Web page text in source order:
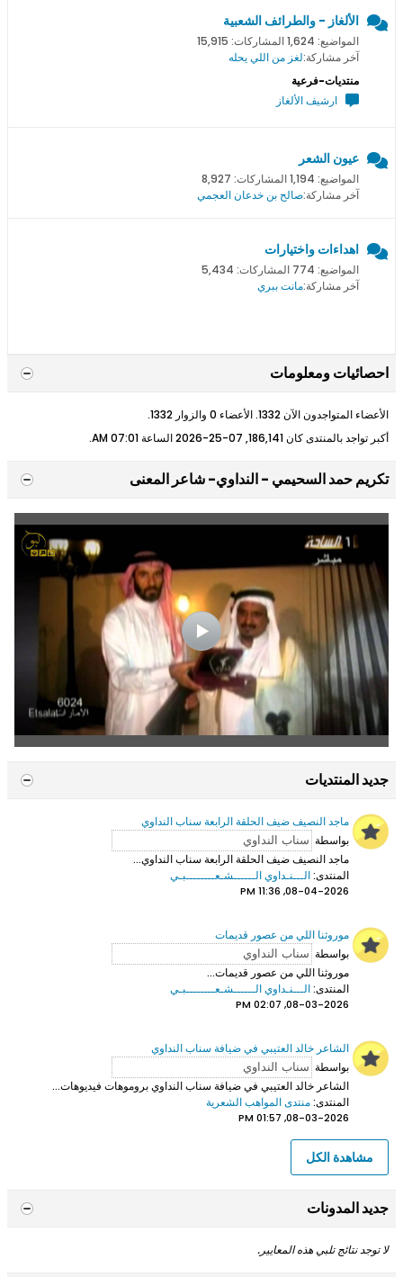
الألغاز - والطرائف الشعبية
المواضيع: 1,624 المشاركات: 15,915
آخر مشاركة:لغز من اللي يحله
منتديات-فرعية
ارشيف الألغاز
عيون الشعر
المواضيع: 1,194 المشاركات: 8,927
آخر مشاركة:صالح بن خدعان العجمي
اهداءات واختيارات
المواضيع: 774 المشاركات: 5,434
آخر مشاركة:مانت ببري
احصائيات ومعلومات
الأعضاء المتواجدون الآن 1332. الأعضاء 0 والزوار 1332.
أكبر تواجد بالمنتدى كان 186,141, 07-25-2026 الساعة
07:01 AM
.
تكريم حمد السحيمي - النداوي- شاعر المعنى
جديد المنتديات
ماجد النصيف ضيف الحلقة الرابعة سناب النداوي
بواسطة
ماجد النصيف ضيف الحلقة الرابعة سناب النداوي...
المنتدى:الـــنـداوي الــــــشـعــــــــبـي
08-04-2026, 11:36 PM
موروثنا اللي من عصور قديمات
بواسطة
موروثنا اللي من عصور قديمات...
المنتدى:الـــنـداوي الــــــشـعــــــــبـي
08-03-2026, 02:07 PM
الشاعر خالد العتيبي في ضيافة سناب النداوي
بواسطة
الشاعر خالد العتيبي في ضيافة سناب النداوي بروموهات فيديوهات...
المنتدى:منتدى المواهب الشعرية
08-03-2026, 01:57 PM
مشاهدة الكل
جديد المدونات
لا توجد نتائج تلبي هذه المعايير.